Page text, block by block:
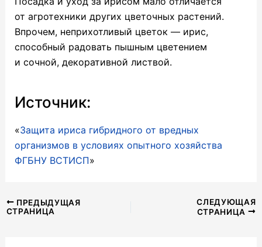
от агротехники других цветочных растений.
Впрочем, неприхотливый цветок — ирис,
способный радовать пышным цветением
и сочной, декоративной листвой.
Источник:
«Защита ириса гибридного от вредных
организмов в условиях опытного хозяйства
ФГБНУ ВСТИСП»
Навигация
по
ПРЕДЫДУЩАЯ
СТРАНИЦА
СЛЕДУЮЩАЯ
СТРАНИЦА